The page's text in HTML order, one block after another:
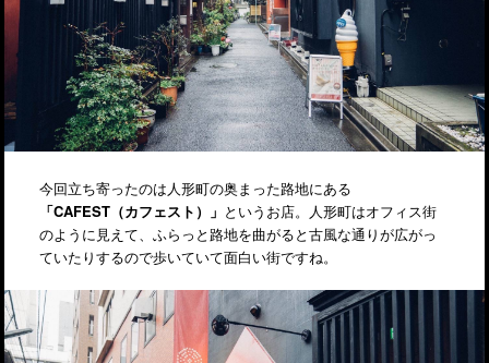
今回立ち寄ったのは人形町の奥まった路地にある
「CAFEST（カフェスト）」 というお店。人形町はオフィス街
のように見えて、ふらっと路地を曲がると古風な通りが広がっ
ていたりするので歩いていて面白い街ですね。